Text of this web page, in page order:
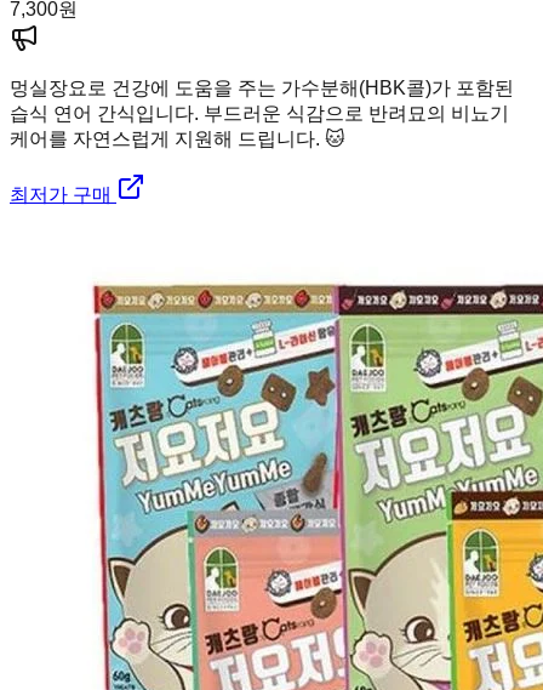
7,300원
멍실장요로 건강에 도움을 주는 가수분해(HBK콜)가 포함된
습식 연어 간식입니다. 부드러운 식감으로 반려묘의 비뇨기
케어를 자연스럽게 지원해 드립니다. 🐱
최저가 구매